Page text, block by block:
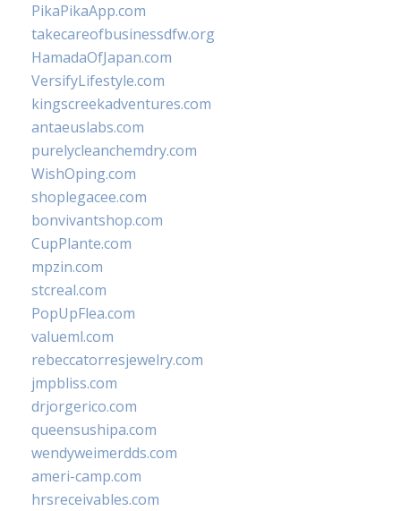
PikaPikaApp.com
takecareofbusinessdfw.org
HamadaOfJapan.com
VersifyLifestyle.com
kingscreekadventures.com
antaeuslabs.com
purelycleanchemdry.com
WishOping.com
shoplegacee.com
bonvivantshop.com
CupPlante.com
mpzin.com
stcreal.com
PopUpFlea.com
valueml.com
rebeccatorresjewelry.com
jmpbliss.com
drjorgerico.com
queensushipa.com
wendyweimerdds.com
ameri-camp.com
hrsreceivables.com